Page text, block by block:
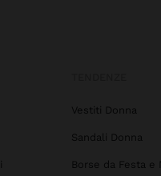
Vestiti Donna
Sandali Donna
Borse da Festa e